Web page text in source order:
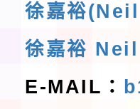
徐嘉裕
徐嘉裕
E-MAIL：